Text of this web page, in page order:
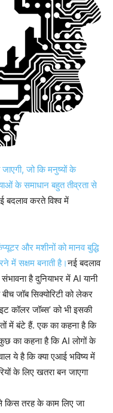
जो कि मनुष्यों के
के समाधान बहुत तीव्रता से
बदलाव करते विश्व में
और मशीनों को मानव बुद्धि
में सक्षम बनाती है।नई बदलाव
है दुनियाभर में AI यानी
जॉब सिक्योरिटी को लेकर
कॉलर जॉब्स’ को भी इसकी
में बंटे हैं. एक का कहना है कि
कुछ का कहना है कि AI लोगों के
ये है कि क्या एआई भविष्य में
के लिए खतरा बन जाएगा
किस तरह के काम लिए जा